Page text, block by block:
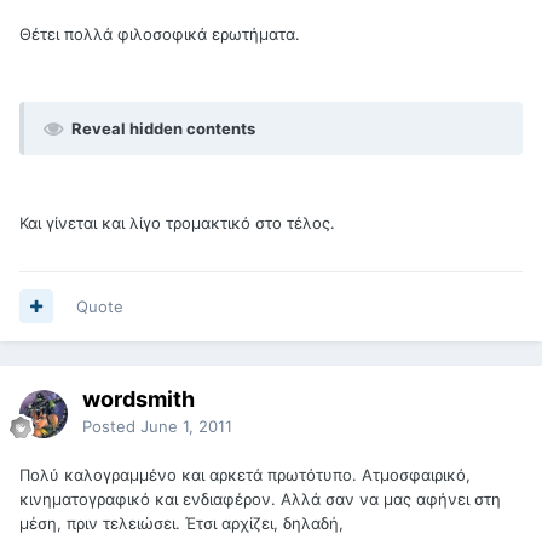
Θέτει πολλά φιλοσοφικά ερωτήματα.
Reveal hidden contents
Και γίνεται και λίγο τρομακτικό στο τέλος.
Quote
wordsmith
Posted June 1, 2011
Πολύ καλογραμμένο και αρκετά πρωτότυπο. Ατμοσφαιρικό,
κινηματογραφικό και ενδιαφέρον. Αλλά σαν να μας αφήνει στη
μέση, πριν τελειώσει. Έτσι αρχίζει, δηλαδή,